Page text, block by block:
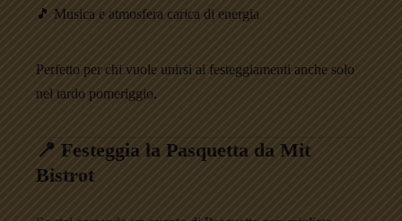
🎵 Musica e atmosfera carica di energia
Perfetto per chi vuole unirsi ai festeggiamenti anche solo
nel tardo pomeriggio.
📍 Festeggia la Pasquetta da Mit
Bistrot